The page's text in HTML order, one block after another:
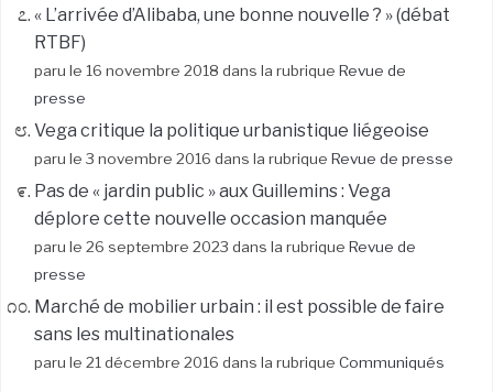
« L’arrivée d’Alibaba, une bonne nouvelle ? » (débat
RTBF)
paru le 16 novembre 2018 dans la rubrique Revue de
presse
Vega critique la politique urbanistique liégeoise
paru le 3 novembre 2016 dans la rubrique Revue de presse
Pas de « jardin public » aux Guillemins : Vega
déplore cette nouvelle occasion manquée
paru le 26 septembre 2023 dans la rubrique Revue de
presse
Marché de mobilier urbain : il est possible de faire
sans les multinationales
paru le 21 décembre 2016 dans la rubrique Communiqués